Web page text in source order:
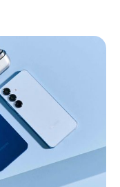
даже
— и с отличной
в
Камеры, которые видят